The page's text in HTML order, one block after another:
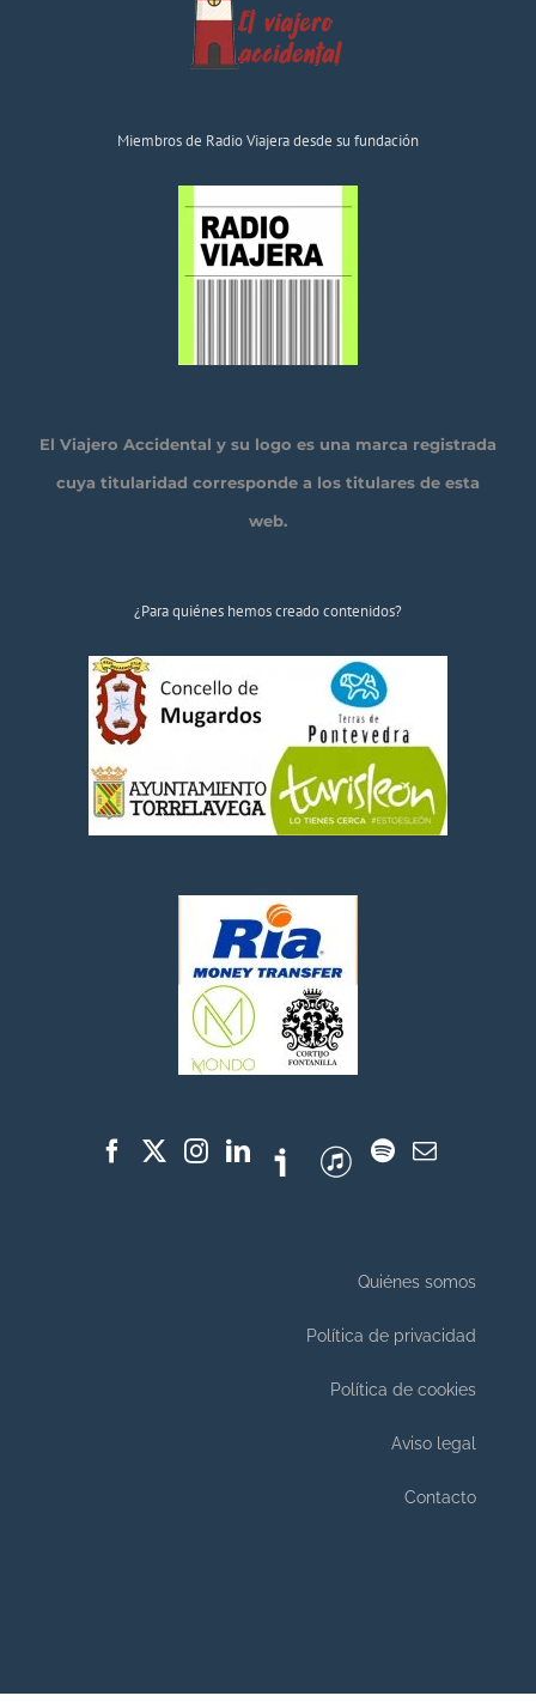
Miembros de Radio Viajera desde su fundación
El Viajero Accidental y su logo es una marca registrada
cuya titularidad corresponde a los titulares de esta
web.
¿Para quiénes hemos creado contenidos?
Quiénes somos
Política de privacidad
Política de cookies
Aviso legal
Contacto